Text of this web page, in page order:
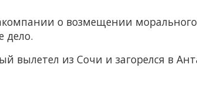
о возмещении морального
дело.
вылетел из Сочи и загорелся в